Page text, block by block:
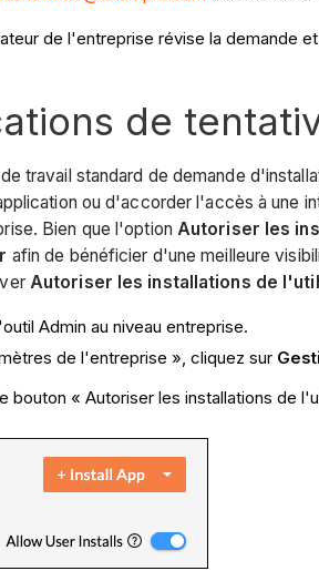
de l'entreprise révise la demande
de
travail standard de demande
ou d'accorder l'accès à une
Bien que l'option Autoriser les
afin de bénéficier d'une meilleure
Autoriser les installations de
Admin au niveau entreprise.
de l'entreprise », cliquez sur
bouton « Autoriser les installations de